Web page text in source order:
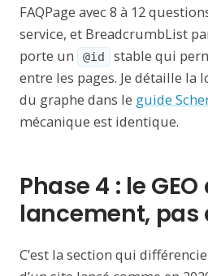
FAQPage avec 8 à 12
service, et BreadcrumbList
porte un
@id
stable qui
entre les pages. Je détaille la
du graphe dans le guide
mécanique est identique.
Phase 4 : le
lancement, pas
C’est la section qui